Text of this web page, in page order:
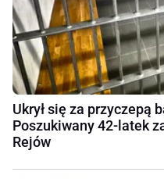
Ukrył się za przyczepą
Poszukiwany 42-latek
Rejów